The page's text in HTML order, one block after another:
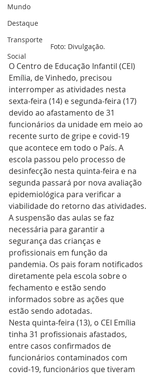
Mundo
Destaque
Transporte
Social
Foto: Divulgação.
O Centro de Educação Infantil (CEI)
Emília, de Vinhedo, precisou
interromper as atividades nesta
sexta-feira (14) e segunda-feira (17)
devido ao afastamento de 31
funcionários da unidade em meio ao
recente surto de gripe e covid-19
que acontece em todo o País. A
escola passou pelo processo de
desinfecção nesta quinta-feira e na
segunda passará por nova avaliação
epidemiológica para verificar a
viabilidade do retorno das atividades.
A suspensão das aulas se faz
necessária para garantir a
segurança das crianças e
profissionais em função da
pandemia. Os pais foram notificados
diretamente pela escola sobre o
fechamento e estão sendo
informados sobre as ações que
estão sendo adotadas.
Nesta quinta-feira (13), o CEI Emília
tinha 31 profissionais afastados,
entre casos confirmados de
funcionários contaminados com
covid-19, funcionários que tiveram